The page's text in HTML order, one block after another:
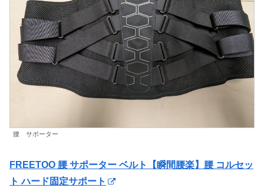
腰 サポーター
FREETOO 腰 サポーター ベルト【瞬間腰楽】腰 コルセッ
ト ハード固定サポート